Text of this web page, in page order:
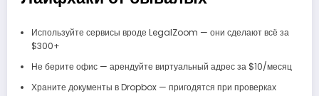
Используйте сервисы вроде LegalZoom — они сделают всё за
$300+
Не берите офис — арендуйте виртуальный адрес за $10/месяц
Храните документы в Dropbox — пригодятся при проверках